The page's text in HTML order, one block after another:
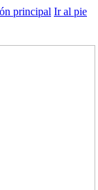
principal Ir al pie